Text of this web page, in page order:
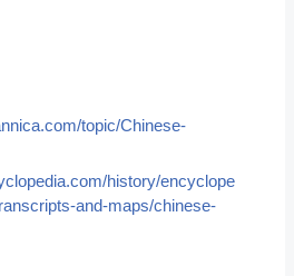
topic/Chinese-
history/encyclope
and-maps/chinese-